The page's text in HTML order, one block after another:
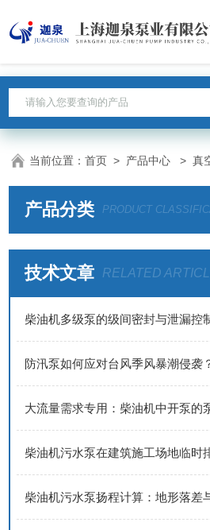
当前位置：首页 > 产品中心 > 真
产品分类 PRODUCT
技术文章 RELATED
柴油机多级泵的级间密封与泄漏控
防汛泵如何应对台风季风暴潮侵袭
大流量需求专用：柴油机中开泵的
柴油机污水泵在建筑施工场地临时
柴油机污水泵扬程计算：地形落差